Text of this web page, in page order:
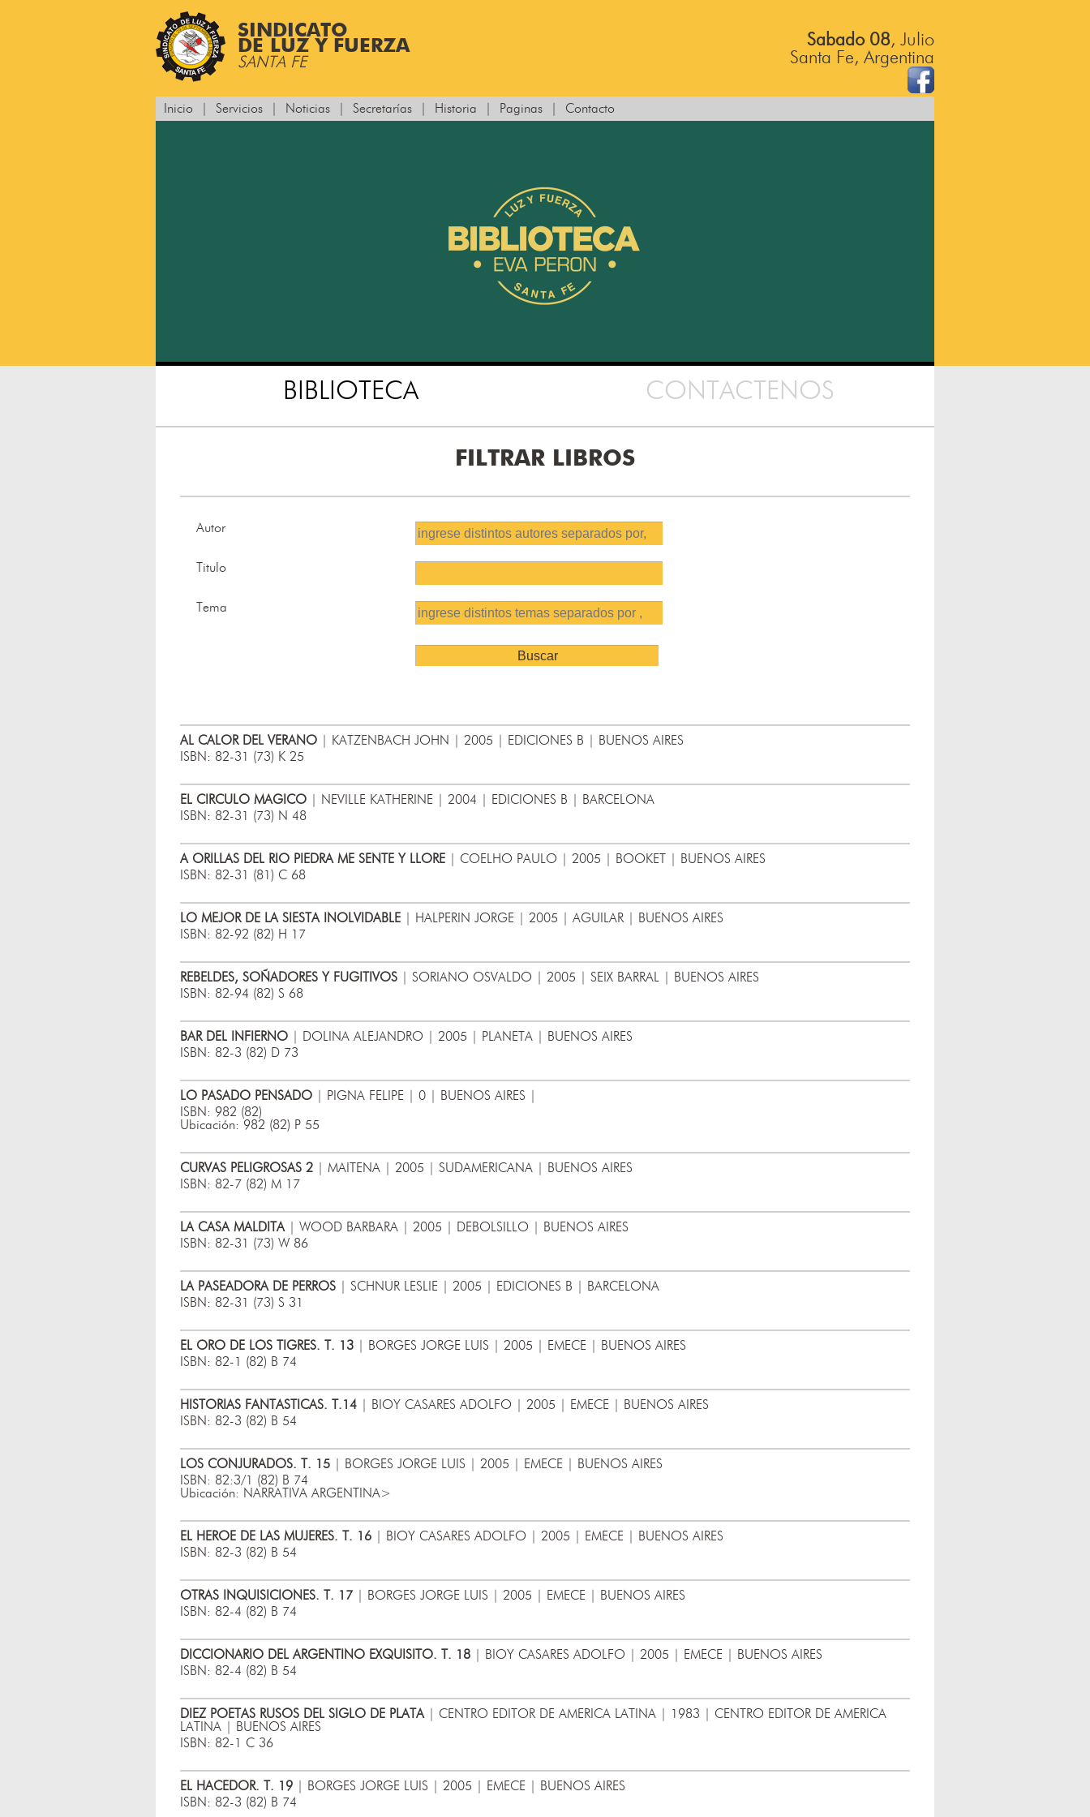
SINDICATO
DE LUZ Y FUERZA
SANTA FE
Sabado 08, Julio
Santa Fe, Argentina
Inicio Servicios Noticias Secretarías Historia Paginas Contacto
BIBLIOTECA CONTACTENOS
FILTRAR LIBROS
Autor
Titulo
Tema
AL CALOR DEL VERANO | KATZENBACH JOHN | 2005 | EDICIONES B | BUENOS AIRES
ISBN: 82-31 (73) K 25
EL CIRCULO MAGICO | NEVILLE KATHERINE | 2004 | EDICIONES B | BARCELONA
ISBN: 82-31 (73) N 48
A ORILLAS DEL RIO PIEDRA ME SENTE Y LLORE | COELHO PAULO | 2005 | BOOKET | BUENOS AIRES
ISBN: 82-31 (81) C 68
LO MEJOR DE LA SIESTA INOLVIDABLE | HALPERIN JORGE | 2005 | AGUILAR | BUENOS AIRES
ISBN: 82-92 (82) H 17
REBELDES, SOÑADORES Y FUGITIVOS | SORIANO OSVALDO | 2005 | SEIX BARRAL | BUENOS AIRES
ISBN: 82-94 (82) S 68
BAR DEL INFIERNO | DOLINA ALEJANDRO | 2005 | PLANETA | BUENOS AIRES
ISBN: 82-3 (82) D 73
LO PASADO PENSADO | PIGNA FELIPE | 0 | BUENOS AIRES |
ISBN: 982 (82)
Ubicación: 982 (82) P 55
CURVAS PELIGROSAS 2 | MAITENA | 2005 | SUDAMERICANA | BUENOS AIRES
ISBN: 82-7 (82) M 17
LA CASA MALDITA | WOOD BARBARA | 2005 | DEBOLSILLO | BUENOS AIRES
ISBN: 82-31 (73) W 86
LA PASEADORA DE PERROS | SCHNUR LESLIE | 2005 | EDICIONES B | BARCELONA
ISBN: 82-31 (73) S 31
EL ORO DE LOS TIGRES. T. 13 | BORGES JORGE LUIS | 2005 | EMECE | BUENOS AIRES
ISBN: 82-1 (82) B 74
HISTORIAS FANTASTICAS. T.14 | BIOY CASARES ADOLFO | 2005 | EMECE | BUENOS AIRES
ISBN: 82-3 (82) B 54
LOS CONJURADOS. T. 15 | BORGES JORGE LUIS | 2005 | EMECE | BUENOS AIRES
ISBN: 82:3/1 (82) B 74
Ubicación: NARRATIVA ARGENTINA>
EL HEROE DE LAS MUJERES. T. 16 | BIOY CASARES ADOLFO | 2005 | EMECE | BUENOS AIRES
ISBN: 82-3 (82) B 54
OTRAS INQUISICIONES. T. 17 | BORGES JORGE LUIS | 2005 | EMECE | BUENOS AIRES
ISBN: 82-4 (82) B 74
DICCIONARIO DEL ARGENTINO EXQUISITO. T. 18 | BIOY CASARES ADOLFO | 2005 | EMECE | BUENOS AIRES
ISBN: 82-4 (82) B 54
DIEZ POETAS RUSOS DEL SIGLO DE PLATA | CENTRO EDITOR DE AMERICA LATINA | 1983 | CENTRO EDITOR DE AMERICA
LATINA | BUENOS AIRES
ISBN: 82-1 C 36
EL HACEDOR. T. 19 | BORGES JORGE LUIS | 2005 | EMECE | BUENOS AIRES
ISBN: 82-3 (82) B 74